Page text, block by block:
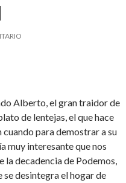
Alberto, el gran traidor de
de lentejas, el que hace
para demostrar a su
muy interesante que nos
la decadencia de Podemos,
se desintegra el hogar de